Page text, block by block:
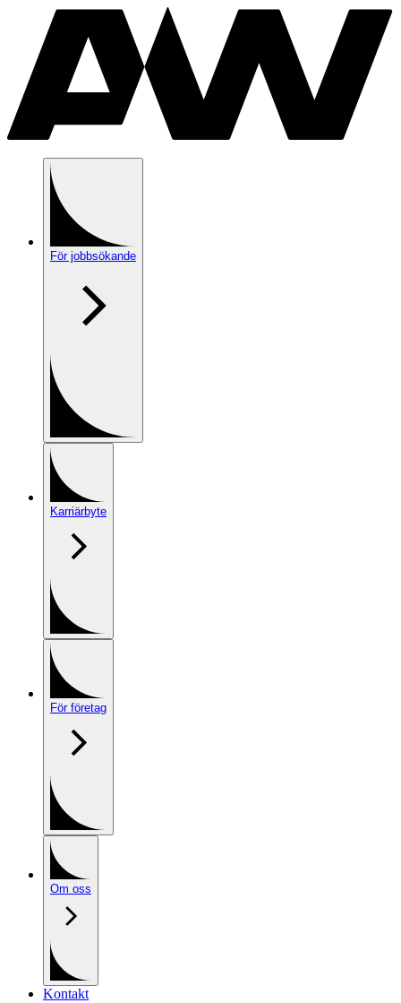
För jobbsökande
Karriärbyte
För företag
Om oss
Kontakt